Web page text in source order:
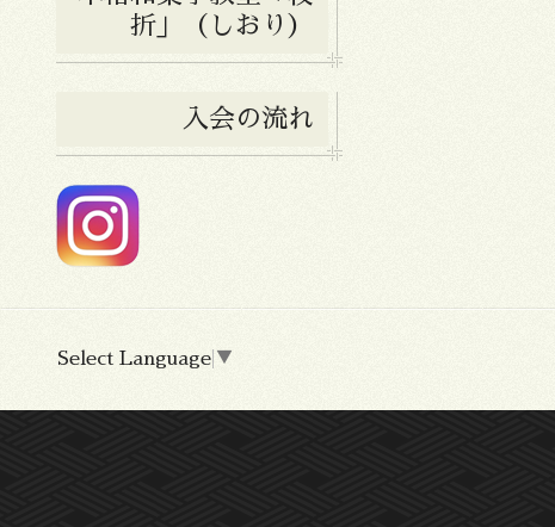
折」（しおり）
入会の流れ
Select Language ▼